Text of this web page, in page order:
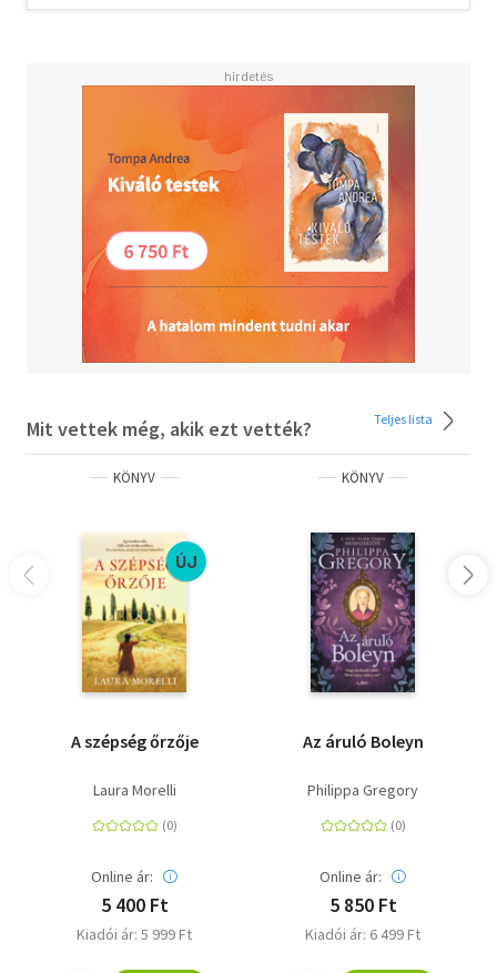
elfoglalja Nándorfehérvárt, aztán meg sem áll Budáig...
A kötet történelmi hűséggel mutatja az 1448 és 1456
közötti esztendőket. Mehmed, Cillei Ulrik, Újlaki Miklós,
Brankovics György, Kapisztránói János és a többi
történelmi személy a maga valójában jelenik meg a
regényben, amely emléket állít a magyarság egyik
legnagyobb hősének, és azoknak, akik vele az
emberpróbáló viszontagságok közepette sorsközösséget
vállaltak.
Mit vettek még, akik ezt vették? Teljes lista
KÖNYV
ÚJ
A szépség őrzője
Laura Morelli
Online ár:
5 400 Ft
Kiadói ár: 5 999 Ft
KÖNYV
Az áruló Boleyn
Philippa Gregory
Online ár:
5 850 Ft
Kiadói ár: 6 499 Ft